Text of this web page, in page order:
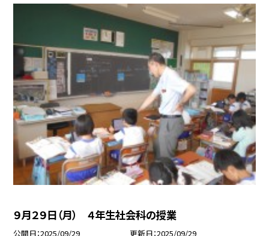
９月２９日（月） ４年生社会科の授業
公開日 2025/09/29 更新日 2025/09/29